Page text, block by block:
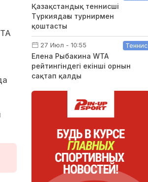
Қазақстандық теннисші
Түркиядағы турнирмен
қоштасты
27 Июл - 10:55 Теннис
Елена Рыбакина WTA
рейтингіндегі екінші орнын
сақтап қалды